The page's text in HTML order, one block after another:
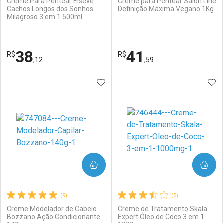
Ativar Desconto
Comprar sem Desconto
Por R$ 41,90/cada
Por R$ 41,90/cada
Comprar sem Desconto
Por R$ 39,99/cada
Por R$ 39,99/cada
Cachos Longos dos Sonhos
Milagroso 3 em 1 500ml
R$38,12
Laboratório
Por Menos
Definição Máxima Vegano 1Kg
R$41 ,59
Laboratório
Por Menos
(9)
Creme Modelador de Cabelo
Bozzano Ação Condicionante
ADICIONAR AOS FAVORITOS
COMPRAR
(5)
Creme de Tratamento Skala
Expert Óleo de Coco 3 em 1
COMPRAR